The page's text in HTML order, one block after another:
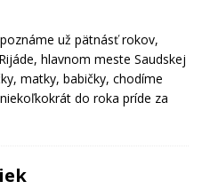
už pätnásť rokov,
hlavnom meste Saudskej
matky, babičky, chodíme
do roka príde za